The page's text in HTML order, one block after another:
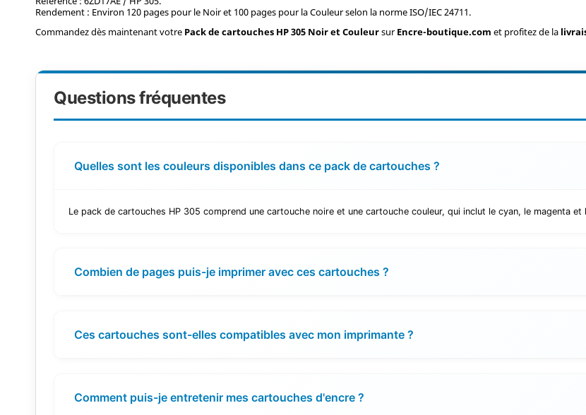
Rendement : Environ 120 pages pour le Noir et 100 pages pour la Couleur selon la norme ISO/IEC 24711.
Commandez dès maintenant votre Pack de cartouches HP 305 Noir et CouleursurEncre-boutique.com et profitez de la
Questions fréquentes
Quelles sont les couleurs disponibles dans ce pack de cartouches ?
Le pack de cartouches HP 305 comprend une cartouche noire et une cartouche couleur, qui inclut le cyan, le magenta et
Combien de pages puis-je imprimer avec ces cartouches ?
Ces cartouches sont-elles compatibles avec mon imprimante ?
Comment puis-je entretenir mes cartouches d'encre ?